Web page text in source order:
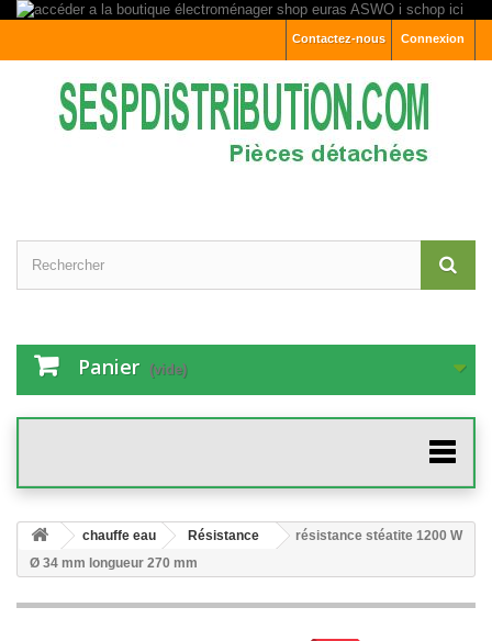
Connexion
Contactez-nous
Panier (vide)
chauffe eau Résistance
résistance stéatite 1200 W
Ø 34 mm longueur 270 mm